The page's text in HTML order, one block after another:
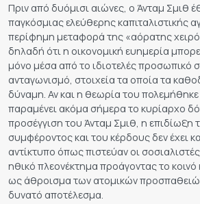
Πριν από δυόμισι αιώνες, ο Άνταμ Σμιθ
παγκόσμιας ελεύθερης καπιταλιστικής
περίφημη μεταφορά της «αόρατης
δηλαδή ότι η οικονομική ευημερία
μόνο μέσα από το ιδιοτελές προσωπικό
ανταγωνισμό, στοιχεία τα οποία τα
δύναμη. Αν και η θεωρία του
παραμένει ακόμα σήμερα το κυρίαρχο
προσέγγιση του Άνταμ Σμιθ, η επιδίωξη
συμφέροντος και του κέρδους δεν έχει
αντίκτυπο όπως πιστεύαν οι
ηθικό πλεονέκτημα προάγοντας το
ως άθροισμα των ατομικών
δυνατό αποτέλεσμα.